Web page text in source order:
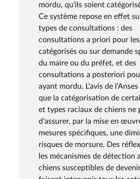
mordu, qu'ils soient
Ce système repose en effet
types de consultations : des
consultations a priori pour
catégorisés ou sur demande
du maire ou du préfet, et des
consultations a posteriori
ayant mordu. L'avis de
que la catégorisation de
et types raciaux de chiens ne
d'assurer, par la mise en
mesures spécifiques, une
risques de morsure. Des
les mécanismes de détection
chiens susceptibles de